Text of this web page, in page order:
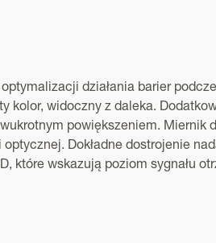
działania barier
kolor, widoczny z daleka.
powiększeniem. Miernik
Dokładne dostrojenie
które wskazują poziom sygnału